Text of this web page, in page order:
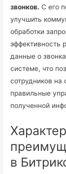
звонков. С его
улучшить
обработки
эффективность
данные о
системе, что
сотрудников на
правильные
полученной
в